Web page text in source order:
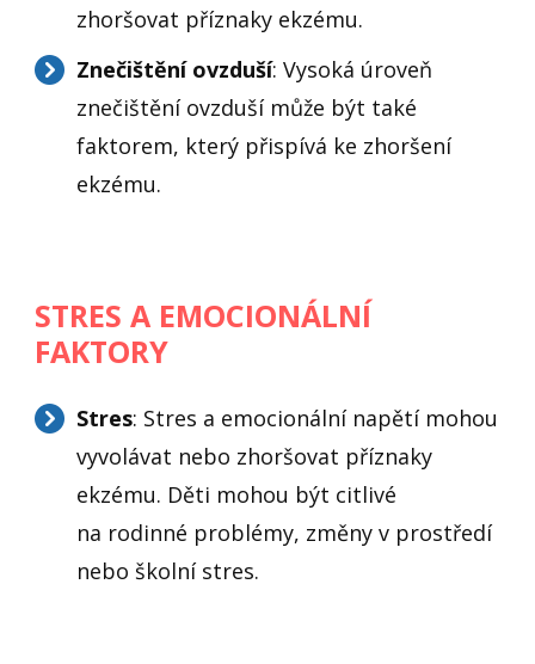
zhoršovat příznaky ekzému.
Znečištění ovzduší: Vysoká úroveň
znečištění ovzduší může být také
faktorem, který přispívá ke zhoršení
ekzému.
STRES A EMOCIONÁLNÍ
FAKTORY
Stres: Stres a emocionální napětí mohou
vyvolávat nebo zhoršovat příznaky
ekzému. Děti mohou být citlivé
na rodinné problémy, změny v prostředí
nebo školní stres.